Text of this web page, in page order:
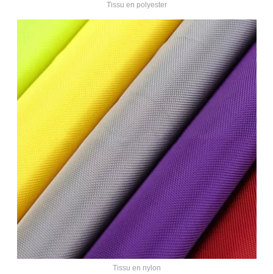
Tissu en polyester
Tissu en nylon